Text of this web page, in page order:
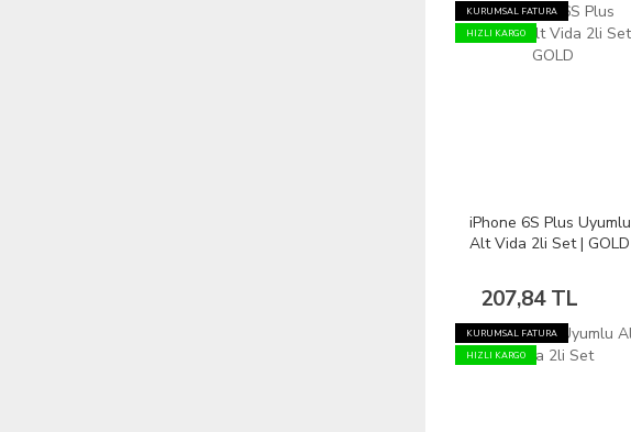
KURUMSAL FATURA
HIZLI KARGO
iPhone 6S Plus Uyumlu
Alt Vida 2li Set | GOLD
207,84 TL
KURUMSAL FATURA
HIZLI KARGO